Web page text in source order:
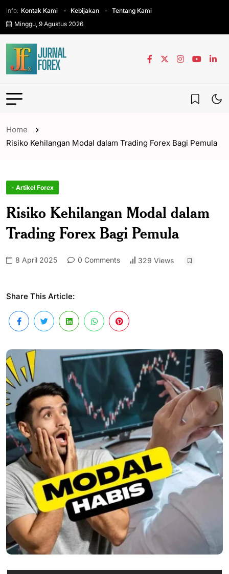
Info: Kontak Kami Kebijakan
Tentang Kami
Minggu, 9 Agustus 2026
Home
Risiko Kehilangan Modal dalam Trading Forex Bagi Pemula
- Artikel Forex
Risiko Kehilangan Modal dalam
Trading Forex Bagi Pemula
8 April 2025 0 Comments 329 Views
Share This Article: